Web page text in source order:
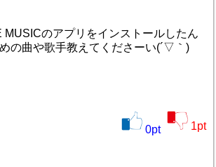
MUSICのアプリをインストールしたん
の曲や歌手教えてくださーい(´▽｀)
0pt 1pt